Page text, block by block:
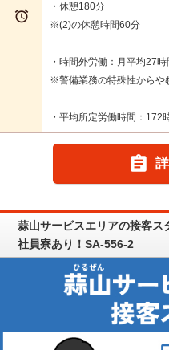

・休憩180分
※(2)の休憩時間60分
・時間外労働：月平均27時
※警備業務の特殊性からや
・平均所定労働時間：172

蒜山サービスエリアの接客ス
社員寮あり！SA-556-2